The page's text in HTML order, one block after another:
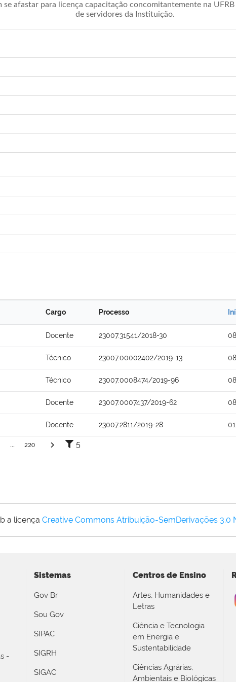
afastar para licença capacitação concomitantemente na
de servidores da Instituição.
Cargo Processo
Docente 23007.31541/2018-30
Técnico 23007.00002402/2019-13
Técnico 23007.0008474/2019-96
Docente 23007.0007437/2019-62
Docente 23007.2811/2019-28
220 5
a licença Creative Commons Atribuição-SemDerivações 3.0
-
Sistemas
Gov Br
Sou Gov
SIPAC
SIGRH
SIGAC
Centros de Ensino
Artes, Humanidades e
Letras
Ciência e Tecnologia
em Energia e
Sustentabilidade
Ciências Agrárias,
Ambientais e Biológicas